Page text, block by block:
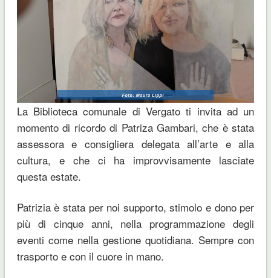
La Biblioteca comunale di Vergato ti invita ad un
momento di ricordo di Patriza Gambari, che è stata
assessora e consigliera delegata all’arte e alla
cultura, e che ci ha improvvisamente lasciate
questa estate.
Patrizia è stata per noi supporto, stimolo e dono per
più di cinque anni, nella programmazione degli
eventi come nella gestione quotidiana. Sempre con
trasporto e con il cuore in mano.